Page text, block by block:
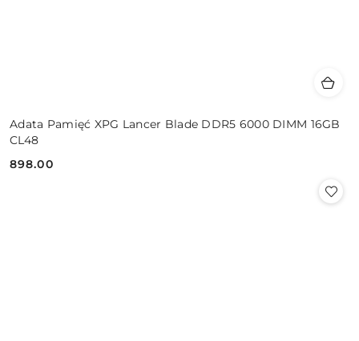
Adata Pamięć XPG Lancer Blade DDR5 6000 DIMM 16GB
CL48
Cena:
898.00